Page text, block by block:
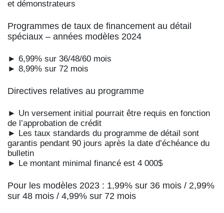
et démonstrateurs
Programmes de taux de financement au détail
spéciaux – années modèles 2024
► 6,99% sur 36/48/60 mois
► 8,99% sur 72 mois
Directives relatives au programme
► Un versement initial pourrait être requis en fonction
de l’approbation de crédit
► Les taux standards du programme de détail sont
garantis pendant 90 jours après la date d’échéance du
bulletin
► Le montant minimal financé est 4 000$
Pour les modèles 2023 : 1,99% sur 36 mois / 2,99%
sur 48 mois / 4,99% sur 72 mois